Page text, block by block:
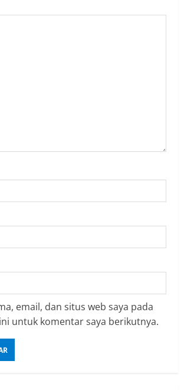
email, dan situs web saya pada
untuk komentar saya berikutnya.